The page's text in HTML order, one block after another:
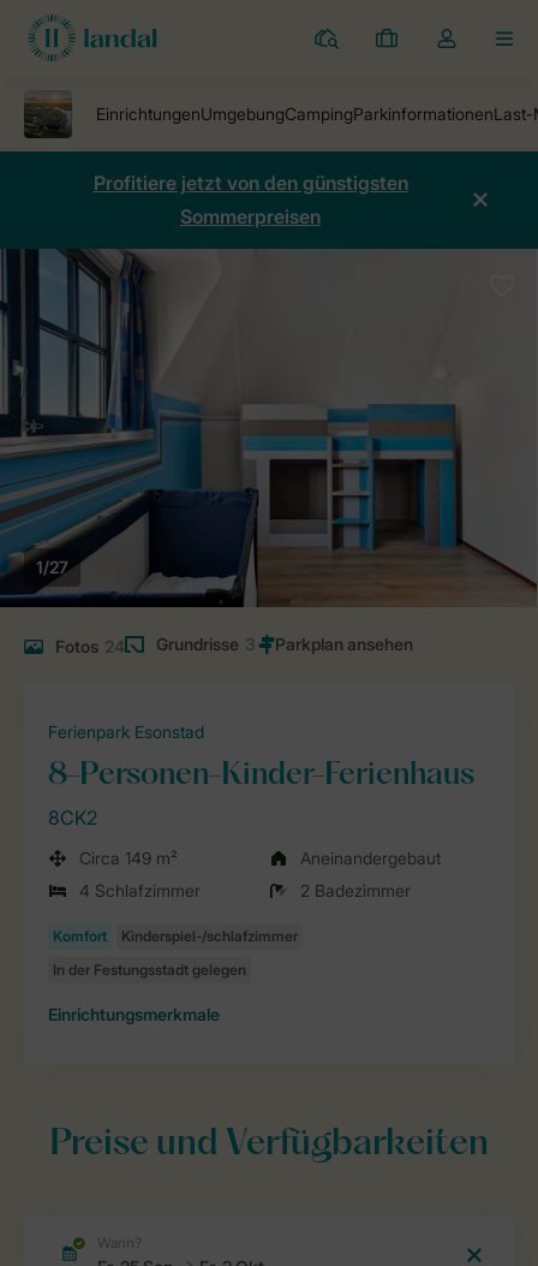
Ferienparks
Meine
Dropdown-
öffnen
Profitiere jetzt von den günstigsten
Sommerpreisen
1/27
Fotos 24 Grundrisse 3
Ferienpark Esonstad
8-Personen-Kinder-Ferienhaus
8CK2
Circa 149 m²
Aneinandergebaut
4 Schlafzimmer
2 Badezimmer
Einrichtungsmerkmale
Preise und Verfügbarkeiten